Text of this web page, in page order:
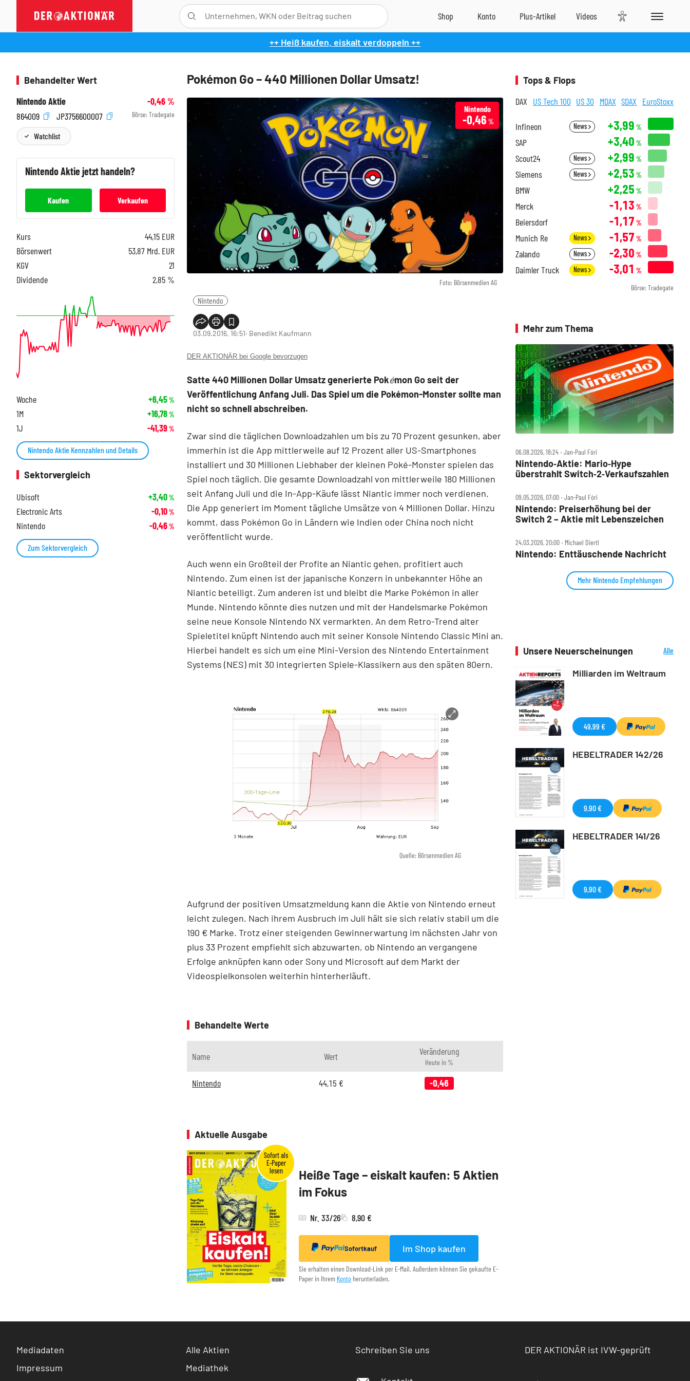
++ Heiß kaufen, eiskalt verdoppeln ++
Pokémon Go – 440 Millionen Dollar Umsatz!
Foto: Börsenmedien AG
Nintendo
-0,46 %
Nintendo
03.09.2016, 16:51‧ Benedikt Kaufmann
DER AKTIONÄR bei Google bevorzugen
Satte 440 Millionen Dollar Umsatz generierte Pokémon Go seit der
Veröffentlichung Anfang Juli. Das Spiel um die Pokémon-Monster sollte man
nicht so schnell abschreiben.
Zwar sind die täglichen Downloadzahlen um bis zu 70 Prozent gesunken, aber
immerhin ist die App mittlerweile auf 12 Prozent aller US-Smartphones
installiert und 30 Millionen Liebhaber der kleinen Poké-Monster spielen das
Spiel noch täglich. Die gesamte Downloadzahl von mittlerweile 180 Millionen
seit Anfang Juli und die In-App-Käufe lässt Niantic immer noch verdienen.
Die App generiert im Moment tägliche Umsätze von 4 Millionen Dollar. Hinzu
kommt, dass Pokémon Go in Ländern wie Indien oder China noch nicht
veröffentlicht wurde.
Auch wenn ein Großteil der Profite an Niantic gehen, profitiert auch
Nintendo. Zum einen ist der japanische Konzern in unbekannter Höhe an
Niantic beteiligt. Zum anderen ist und bleibt die Marke Pokémon in aller
Munde. Nintendo könnte dies nutzen und mit der Handelsmarke Pokémon
seine neue Konsole Nintendo NX vermarkten. An dem Retro-Trend alter
Spieletitel knüpft Nintendo auch mit seiner Konsole Nintendo Classic Mini an.
Hierbei handelt es sich um eine Mini-Version des Nintendo Entertainment
Systems (NES) mit 30 integrierten Spiele-Klassikern aus den späten 80ern.
Quelle: Börsenmedien AG
Aufgrund der positiven Umsatzmeldung kann die Aktie von Nintendo erneut
leicht zulegen. Nach ihrem Ausbruch im Juli hält sie sich relativ stabil um die
190 € Marke. Trotz einer steigenden Gewinnerwartung im nächsten Jahr von
plus 33 Prozent empfiehlt sich abzuwarten, ob Nintendo an vergangene
Erfolge anknüpfen kann oder Sony und Microsoft auf dem Markt der
Videospielkonsolen weiterhin hinterherläuft.
Behandelte Werte
Name Wert Veränderung
Heute in %
Nintendo 44,15 € -0,46
Aktuelle Ausgabe
Heiße Tage – eiskalt kaufen: 5 Aktien
im Fokus
Nr. 33/26 8,90 €
Sofortkauf Im Shop kaufen
Sie erhalten einen Download-Link per E-Mail. Außerdem können Sie gekaufte E-
Paper in Ihrem Konto herunterladen.
Behandelter Wert
Nintendo Aktie
-0,46%
864009
JP3756600007 Börse: Tradegate
Watchlist
NintendoAktie jetzt handeln?
Kaufen Verkaufen
Kurs 44,15 EUR
Börsenwert
53,87 Mrd. EUR
KGV
21
Dividende
2,85 %
Woche +6,45%
1M +16,78%
1J -41,39%
Nintendo Aktie Kennzahlen und Details
Sektorvergleich
Ubisoft
+3,40%
Electronic Arts -0,10%
Nintendo -0,46%
Zum Sektorvergleich
Tops & Flops
DAX US Tech 100 US 30 MDAX SDAX EuroStoxx
Infineon News +3,99 %
SAP +3,40 %
Scout24 News +2,99 %
Siemens News +2,53 %
BMW +2,25 %
Merck -1,13 %
Beiersdorf -1,17 %
Munich Re News -1,57 %
Zalando News -2,30 %
Daimler Truck News -3,01 %
Börse: Tradegate
Mehr zum Thema
06.08.2026, 18:24 ‧ Jan-Paul Fóri
Nintendo‑Aktie: Mario‑Hype
überstrahlt Switch‑2‑Verkaufszahlen
09.05.2026, 07:00 ‧ Jan-Paul Fóri
Nintendo: Preiserhöhung bei der
Switch 2 – Aktie mit Lebenszeichen
24.03.2026, 20:00 ‧ Michael Diertl
Nintendo: Enttäuschende Nachricht
Mehr Nintendo Empfehlungen
Unsere Neuerscheinungen
Alle
Milliarden im Weltraum
49,99 €
HEBELTRADER 142/26
9,90 €
HEBELTRADER 141/26
9,90 €
Mediadaten
Impressum
Alle Aktien
Mediathek
Schreiben Sie uns DER AKTIONÄR ist IVW-geprüft